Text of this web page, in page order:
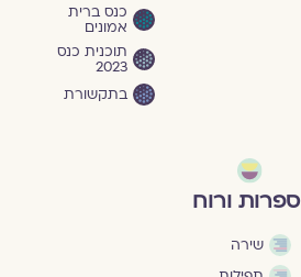
כנס ברית
אמונים
תוכנית כנס
2023
בתקשורת
ספרות ורוח
שירה